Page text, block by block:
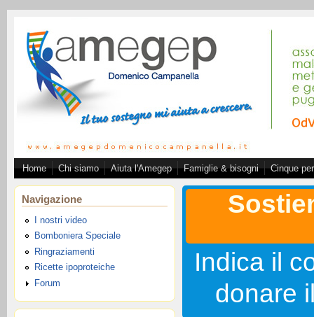
Associazione
Home Chi siamo Aiuta l'Amegep Famiglie & bisogni Cinque
Navigazione
I nostri video
Bomboniera Speciale
Ringraziamenti
Ricette ipoproteiche
Forum
Indica il
donare